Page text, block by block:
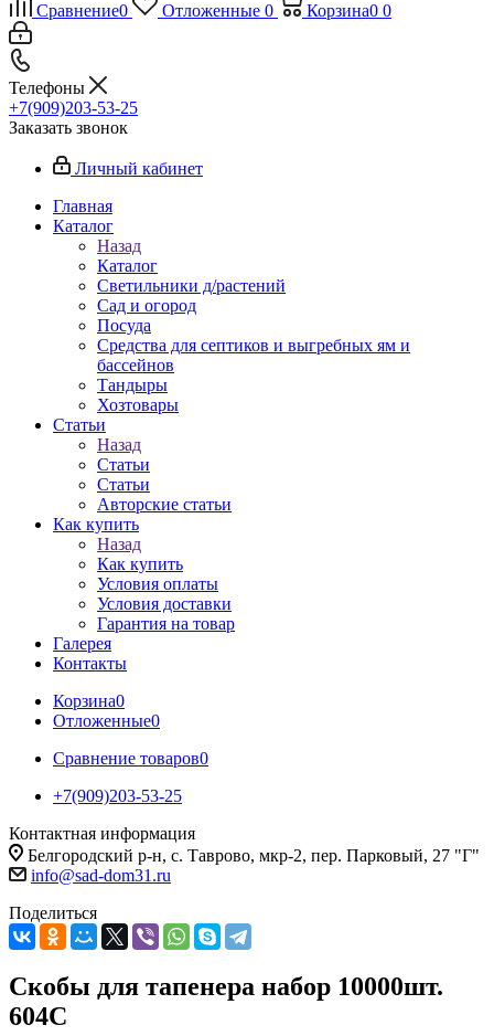
Сравнение0 Отложенные 0 Корзина0 0
Телефоны
+7(909)203-53-25
Заказать звонок
Личный кабинет
Главная
Каталог
Назад
Каталог
Светильники д/растений
Сад и огород
Посуда
Средства для септиков и выгребных ям и
бассейнов
Тандыры
Хозтовары
Статьи
Назад
Статьи
Статьи
Авторские статьи
Как купить
Назад
Как купить
Условия оплаты
Условия доставки
Гарантия на товар
Галерея
Контакты
Корзина0
Отложенные0
Сравнение товаров0
+7(909)203-53-25
Контактная информация
Белгородский р-н, с. Таврово, мкр-2, пер. Парковый, 27 "Г"
info@sad-dom31.ru
Поделиться
Скобы для тапенера набор 10000шт.
604С